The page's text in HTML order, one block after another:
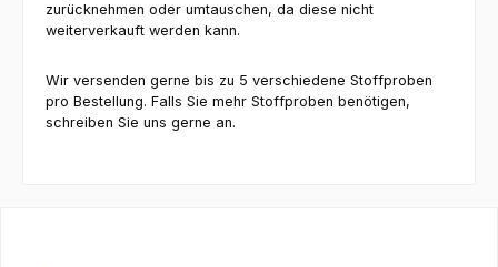
zurücknehmen oder umtauschen, da diese nicht
weiterverkauft werden kann.
Wir versenden gerne bis zu 5 verschiedene Stoffproben
pro Bestellung. Falls Sie mehr Stoffproben benötigen,
schreiben Sie uns gerne an.